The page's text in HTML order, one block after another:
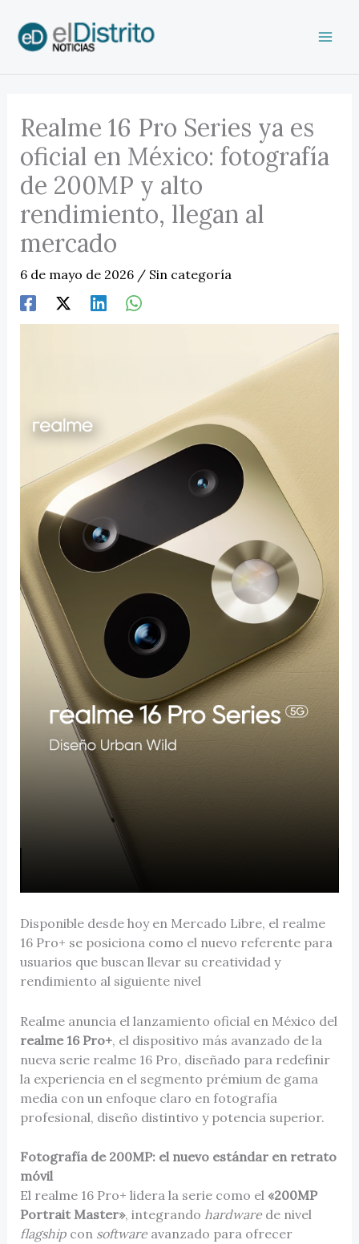
contenido
Realme 16 Pro Series ya es
oficial en México: fotografía
de 200MP y alto
rendimiento, llegan al
mercado
6 de mayo de 2026 / Sin categoría
Disponible desde hoy en Mercado Libre, el realme
16 Pro+ se posiciona como el nuevo referente para
usuarios que buscan llevar su creatividad y
rendimiento al siguiente nivel
Realme anuncia el lanzamiento oficial en México del
realme 16 Pro+, el dispositivo más avanzado de la
nueva serie realme 16 Pro, diseñado para redefinir
la experiencia en el segmento prémium de gama
media con un enfoque claro en fotografía
profesional, diseño distintivo y potencia superior.
Fotografía de 200MP: el nuevo estándar en retrato
móvil
El realme 16 Pro+ lidera la serie como el «200MP
Portrait Master», integrando hardware de nivel
flagship consoftware avanzado para ofrecer